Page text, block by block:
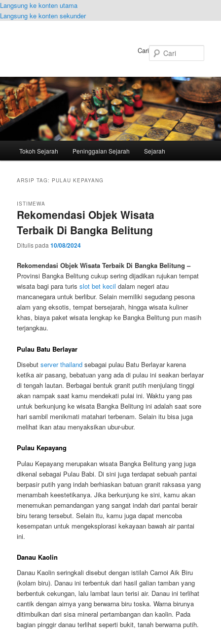
Langsung ke konten utama
Langsung ke konten sekunder
Cari
Tokoh Sejarah Peninggalan Sejarah Sejarah
ARSIP TAG: PULAU KEPAYANG
Rekomendasi Objek Wisata
Terbaik Di Bangka Belitung
ISTIMEWA
Ditulis pada10/08/2024
Rekomendasi Objek Wisata Terbaik Di Bangka Belitung –
Provinsi Bangka Belitung cukup sering dijadikan rujukan tempat
wisata bagi para turisslot bet kecil dalam negeri atau
mancanegara untuk berlibur. Selain memiliki segudang pesona
alam yang eksotis, tempat bersejarah, hingga wisata kuliner
khas, biaya paket wisata lengkap ke Bangka Belitung pun masih
terjangkau.
Pulau Batu Berlayar
Disebutserver thailand sebagai pulau Batu Berlayar karena
ketika air pasang, bebatuan yang ada di pulau ini seakan berlayar
di tengah lautan. Berbagai bentuk granit putih menjulang tinggi
akan nampak saat kamu mendekati pulai ini. Waktu yang pas
untuk berkunjung ke wisata Bangka Belitung ini adalah saat sore
hari sambil menikmati matahari terbenam. Selain itu bisa juga
melihat ikan atau menyaksikan ubur-ubur.
Pulau Kepayang
Pulau Kepayang merupakan wisata Bangka Belitung yang juga
dikenal sebagai Pulau Babi. Di sini juga terdapat sebuah pantai
berpasir putih yang indah berhiaskan batuan granit raksasa yang
menambah keestetikanya. Jika berkunjung ke sini, kamu akan
menemukan pemandangan yang sangat indah dari pantai berair
biru terang tersebut. Selain itu, kamu juga dapat mencoba
kesempatan untuk mengeksplorasi kekayaan bawah air pantai
ini.
Danau Kaolin
Danau Kaolin seringkali disebut dengan istilah Camoi Aik Biru
(kolam biru). Danau ini terbentuk dari hasil galian tamban yang
berbentuk cekungan, lalu lambat laun terisi air. Danau ini terlihat
cantik dengan airnya yang berwarna biru toska. Warna birunya
ditimbulkan dari sisa mineral pertambangan dan kaolin. Pada
bagian pinggir danau terlihat seperti bukit, tanah berwarna putih.